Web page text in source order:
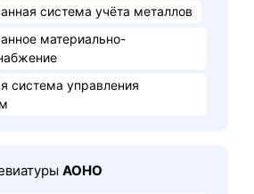
система учёта металлов
материально-
система управления
АОНО